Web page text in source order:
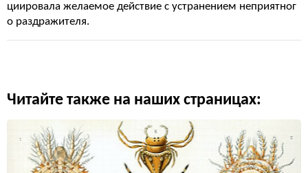
циировала желаемое действие с устранением неприятног
о раздражителя.
Читайте также на наших страницах: